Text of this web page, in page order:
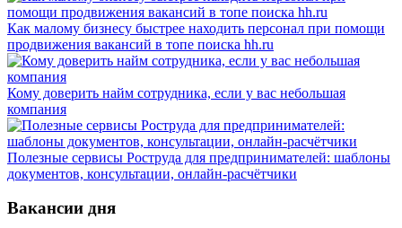
Как малому бизнесу быстрее находить персонал при помощи
продвижения вакансий в топе поиска hh.ru
Кому доверить найм сотрудника, если у вас небольшая
компания
Полезные сервисы Роструда для предпринимателей: шаблоны
документов, консультации, онлайн-расчётчики
Вакансии дня